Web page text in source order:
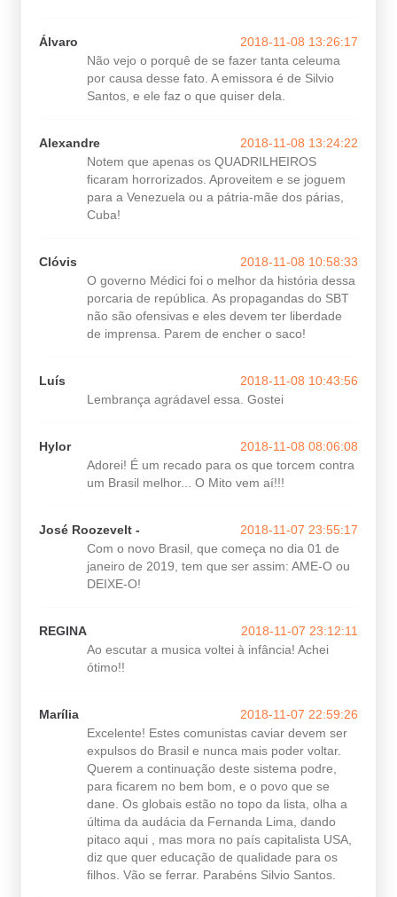
Álvaro
2018-11-08 13:26:17
Não vejo o porquê de se fazer tanta celeuma
por causa desse fato. A emissora é de Silvio
Santos, e ele faz o que quiser dela.
Alexandre
2018-11-08 13:24:22
Notem que apenas os QUADRILHEIROS
ficaram horrorizados. Aproveitem e se joguem
para a Venezuela ou a pátria-mãe dos párias,
Cuba!
Clóvis
2018-11-08 10:58:33
O governo Médici foi o melhor da história dessa
porcaria de república. As propagandas do SBT
não são ofensivas e eles devem ter liberdade
de imprensa. Parem de encher o saco!
Luís
2018-11-08 10:43:56
Lembrança agrádavel essa. Gostei
Hylor
2018-11-08 08:06:08
Adorei! É um recado para os que torcem contra
um Brasil melhor... O Mito vem aí!!!
José Roozevelt -
2018-11-07 23:55:17
Com o novo Brasil, que começa no dia 01 de
janeiro de 2019, tem que ser assim: AME-O ou
DEIXE-O!
REGINA
2018-11-07 23:12:11
Ao escutar a musica voltei à infância! Achei
ótimo!!
Marília
2018-11-07 22:59:26
Excelente! Estes comunistas caviar devem ser
expulsos do Brasil e nunca mais poder voltar.
Querem a continuação deste sistema podre,
para ficarem no bem bom, e o povo que se
dane. Os globais estão no topo da lista, olha a
última da audácia da Fernanda Lima, dando
pitaco aqui , mas mora no país capitalista USA,
diz que quer educação de qualidade para os
filhos. Vão se ferrar. Parabéns Silvio Santos.